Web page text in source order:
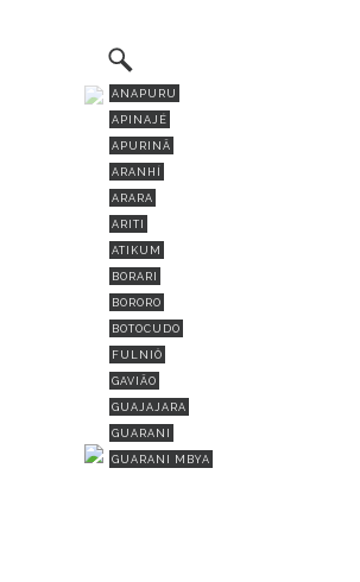
ANAPURU
APINAJÉ
APURINÃ
ARANHÍ
ARARA
ARITI
ATIKUM
BORARI
BORORO
BOTOCUDO
FULNIÔ
GAVIÃO
GUAJAJARA
GUARANI
GUARANI MBYA